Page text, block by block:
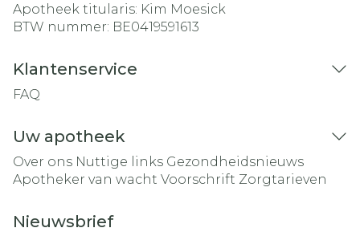
Apotheek titularis: Kim Moesick
BTW nummer: BE0419591613
Klantenservice
FAQ
Uw apotheek
Over ons Nuttige links Gezondheidsnieuws
Apotheker van wacht Voorschrift Zorgtarieven
Nieuwsbrief